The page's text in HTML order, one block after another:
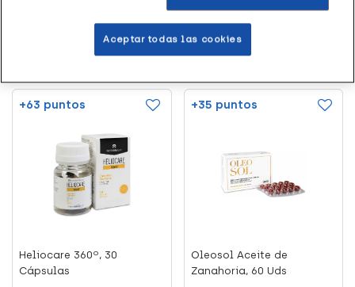
Añadir al carrito Leer más
+63 puntos
Heliocare 360º, 30
Cápsulas
+35 puntos
Oleosol Aceite de
Zanahoria, 60 Uds
Aceptar todas las cookies